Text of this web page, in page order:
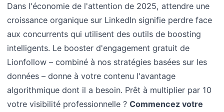
Dans l'économie de l'attention de 2025, attendre une
croissance organique sur LinkedIn signifie perdre face
aux concurrents qui utilisent des outils de boosting
intelligents. Le booster d'engagement gratuit de
Lionfollow – combiné à nos stratégies basées sur les
données – donne à votre contenu l'avantage
algorithmique dont il a besoin. Prêt à multiplier par 10
votre visibilité professionnelle ?Commencez votre